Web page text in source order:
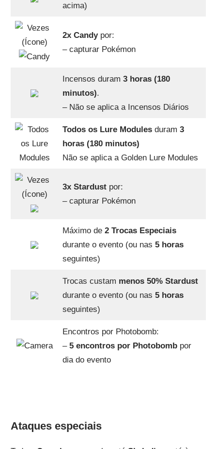
acima)
2x Candypor:
– capturar Pokémon
Incensos duram3 horas (180
minutos).
– Não se aplica a Incensos Diários
Todos os Lure Modules duram3
horas (180 minutos)
Não se aplica a Golden Lure Modules
3x Stardust por:
– capturar Pokémon
Máximo de2 Trocas Especiais
durante o evento (ou nas5 horas
seguintes)
Trocas custam menos 50% Stardust
durante o evento (ou nas5 horas
seguintes)
Encontros por Photobomb:
–5 encontros por Photobomb por
dia do evento
Ataques especiais